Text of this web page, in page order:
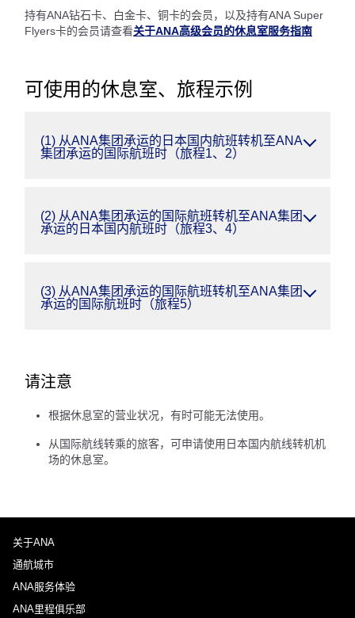
持有ANA钻石卡、白金卡、铜卡的会员，以及持有ANA Super
Flyers卡的会员请查看关于ANA高级会员的休息室服务指南
可使用的休息室、旅程示例
(1) 从ANA集团承运的日本国内航班转机至ANA
集团承运的国际航班时（旅程1、2）
(2) 从ANA集团承运的国际航班转机至ANA集团
承运的日本国内航班时（旅程3、4）
(3) 从ANA集团承运的国际航班转机至ANA集团
承运的国际航班时（旅程5）
请注意
根据休息室的营业状况，有时可能无法使用。
从国际航线转乘的旅客，可申请使用日本国内航线转机机
场的休息室。
关于ANA
通航城市
ANA服务体验
ANA里程俱乐部